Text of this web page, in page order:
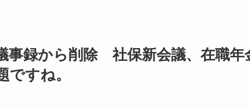
事録から削除 社保新会議、在職
ですね。